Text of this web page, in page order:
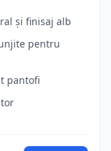
și finisaj alb
pentru
pantofi